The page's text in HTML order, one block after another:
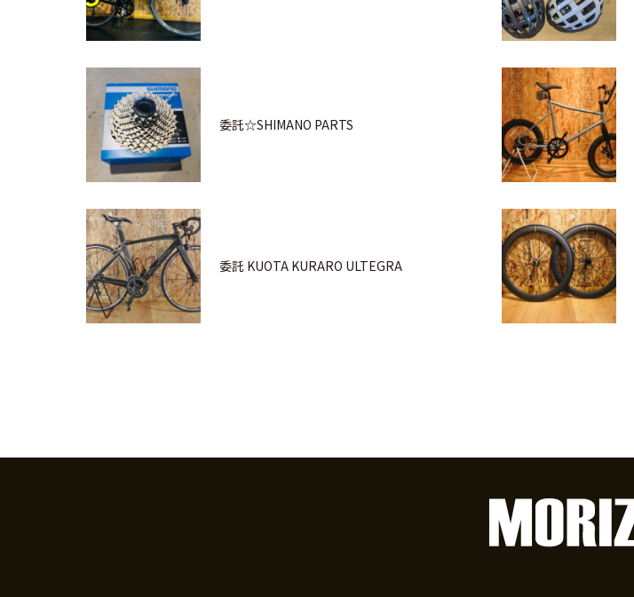
委託☆SHIMANO PARTS
委託 KUOTA KURARO ULTEGRA